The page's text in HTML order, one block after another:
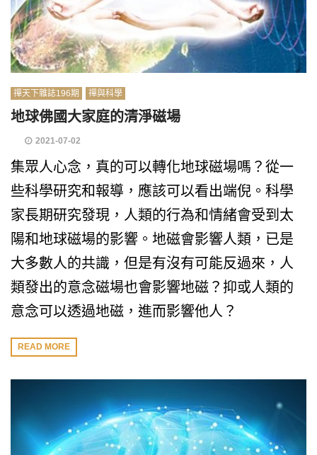
禪天下雜誌196期 禪與科學
地球佛國大家庭的清淨磁場
2021-07-02
集眾人心念，真的可以轉化地球磁場嗎？從一
些科學研究和報導，應該可以看出端倪。科學
家長期研究發現，人類的行為和情緒會受到太
陽和地球磁場的影響。地磁會影響人類，已是
大多數人的共識，但是有沒有可能反過來，人
類發出的意念磁場也會影響地磁？抑或人類的
意念可以透過地磁，進而影響他人？
READ MORE